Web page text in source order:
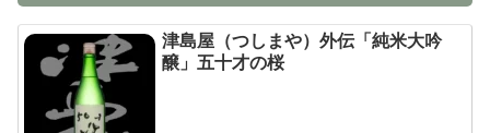
津島屋（つしまや）外伝「純米大吟
醸」五十才の桜